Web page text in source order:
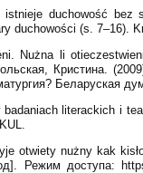
duchowość bez
duchowości (s. 7–16).
Nużna li
Кристина.
Беларуская
literackich i
otwiety nużny kak
Режим доступа: